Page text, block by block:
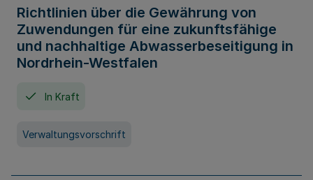
Richtlinien über die Gewährung von
Zuwendungen für eine zukunftsfähige
und nachhaltige Abwasserbeseitigung in
Nordrhein-Westfalen
In Kraft
Verwaltungsvorschrift